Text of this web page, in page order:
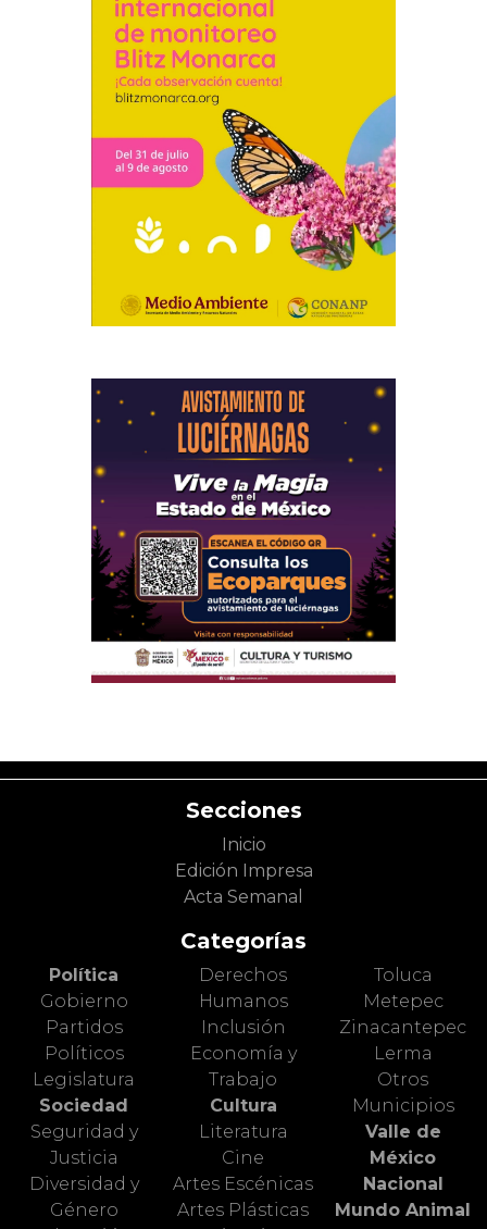
Secciones
Inicio
Edición Impresa
Acta Semanal
Categorías
Política
Gobierno
Partidos
Políticos
Legislatura
Sociedad
Seguridad y
Justicia
Diversidad y
Género
Derechos
Humanos
Inclusión
Economía y
Trabajo
Cultura
Literatura
Cine
Artes Escénicas
Artes Plásticas
Toluca
Metepec
Zinacantepec
Lerma
Otros
Municipios
Valle de
México
Nacional
Mundo Animal